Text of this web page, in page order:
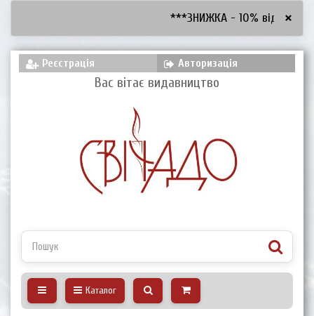
***ЗНИЖКА - 10% від 2600
×
Реєстрація Авторизація
Вас вітає видавництво
Каталог